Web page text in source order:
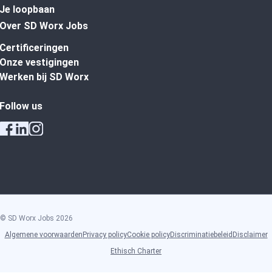
Je loopbaan
Over SD Worx Jobs
Certificeringen
Onze vestigingen
Werken bij SD Worx
Follow us
© SD Worx Jobs 2026
Algemene voorwaarden Privacy policyCookie policyDiscriminatiebeleid Disclaimer
Ethisch Charter